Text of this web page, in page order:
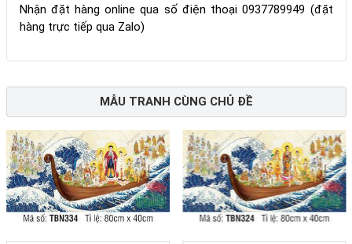
Nhận đặt hàng online qua số điện thoại 0937789949 (đặt
hàng trực tiếp qua Zalo)
MẪU TRANH CÙNG CHỦ ĐỀ